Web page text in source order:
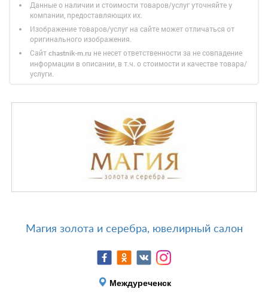
Данные о наличии и стоимости товаров/услуг уточняйте у
компании, предоставляющих их.
Изображение товаров/услуг на сайте может отличаться от
оригинального изображения.
Сайт chastnik-m.ru не несет ответственности за не совпадение
информации в описании, в т.ч. о стоимости и качестве товара/
услуги.
Магия золота и серебра, ювелирный салон
Междуреченск